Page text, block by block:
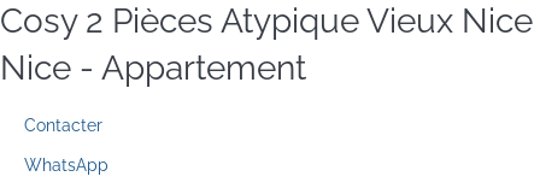
Cosy 2 Pièces Atypique Vieux Nice
Nice - Appartement
Contacter
WhatsApp